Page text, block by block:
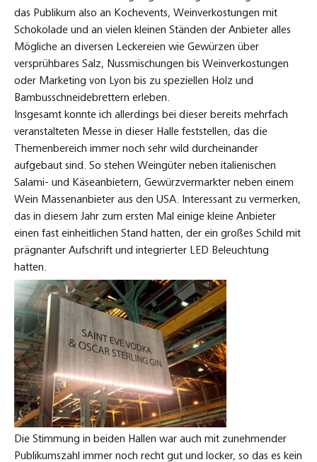
das Publikum also an Kochevents, Weinverkostungen mit
Schokolade und an vielen kleinen Ständen der Anbieter alles
Mögliche an diversen Leckereien wie Gewürzen über
versprühbares Salz, Nussmischungen bis Weinverkostungen
oder Marketing von Lyon bis zu speziellen Holz und
Bambusschneidebrettern erleben.
Insgesamt konnte ich allerdings bei dieser bereits mehrfach
veranstalteten Messe in dieser Halle feststellen, das die
Themenbereich immer noch sehr wild durcheinander
aufgebaut sind. So stehen Weingüter neben italienischen
Salami- und Käseanbietern, Gewürzvermarkter neben einem
Wein Massenanbieter aus den USA. Interessant zu vermerken,
das in diesem Jahr zum ersten Mal einige kleine Anbieter
einen fast einheitlichen Stand hatten, der ein großes Schild mit
prägnanter Aufschrift und integrierter LED Beleuchtung
hatten.
Die Stimmung in beiden Hallen war auch mit zunehmender
Publikumszahl immer noch recht gut und locker, so das es kein